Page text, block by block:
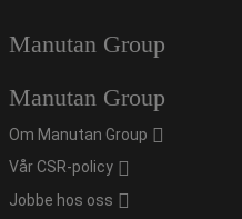
Manutan Group
Manutan Group
Om Manutan Group
Vår CSR-policy
Jobbe hos oss